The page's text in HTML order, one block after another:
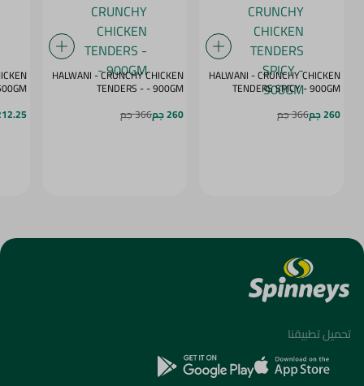
HALWANI - CRUNCHY CHICKEN
TENDERS SPICY - 900GM
260 جم
366 جم
HALWANI - CRUNCHY CHICKEN
TENDERS - - 900GM
260 جم
366 جم
- 500GM
212.25
تحميل تطبيقنا